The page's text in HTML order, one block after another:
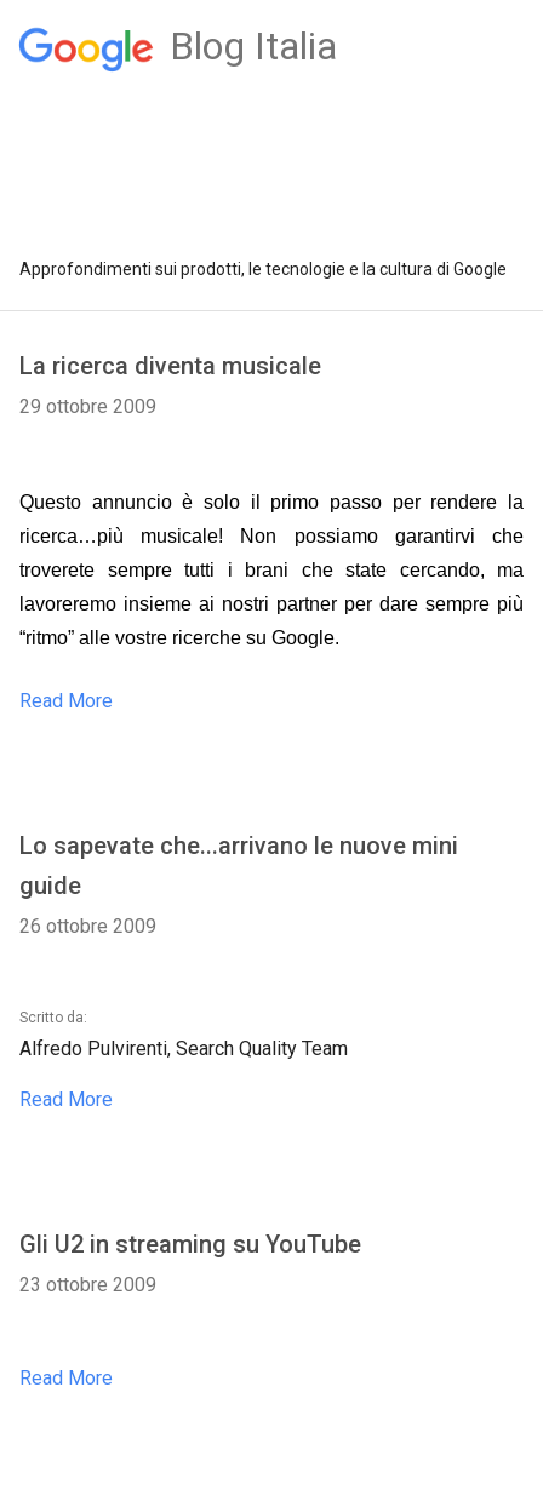
Blog Italia
Approfondimenti sui prodotti, le tecnologie e la cultura di Google
La ricerca diventa musicale
29 ottobre 2009
Questo annuncio è solo il primo passo per rendere la
ricerca…più musicale! Non possiamo garantirvi che
troverete sempre tutti i brani che state cercando, ma
lavoreremo insieme ai nostri partner per dare sempre più
“ritmo” alle vostre ricerche su Google.
Read More
Lo sapevate che...arrivano le nuove mini
guide
26 ottobre 2009
Scritto da:
Alfredo Pulvirenti, Search Quality Team
Read More
Gli U2 in streaming su YouTube
23 ottobre 2009
Read More